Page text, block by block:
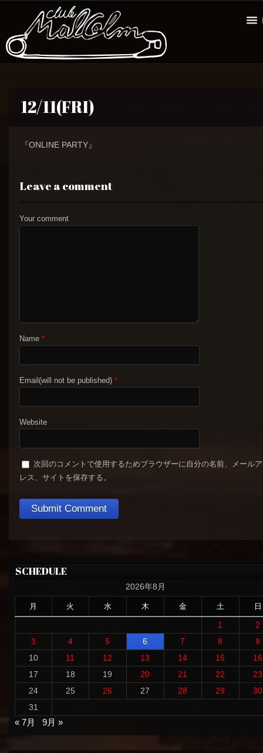
12/11(FRI)
『ONLINE PARTY』
Leave a comment
Your comment
Name *
Email(will not be published) *
Website
次回のコメントで使用するためブラウザーに自分の名前、メール
レス、サイトを保存する。
SCHEDULE
2026年8月
月 火 水 木 金 土 日
1
2
3
4 5 6 7 8
9
10
11 12 13 14 15
16
17
18 19 20 21 22
23
24
25 26 27 28 29
30
31
« 7月
9月 »